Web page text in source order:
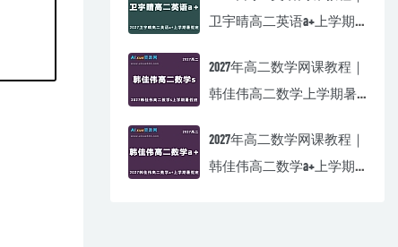
卫宇晴高二英语a+上学期
2027年高二数学网课教程｜
韩佳伟高二数学上学期暑
2027年高二数学网课教程｜
韩佳伟高二数学a+上学期